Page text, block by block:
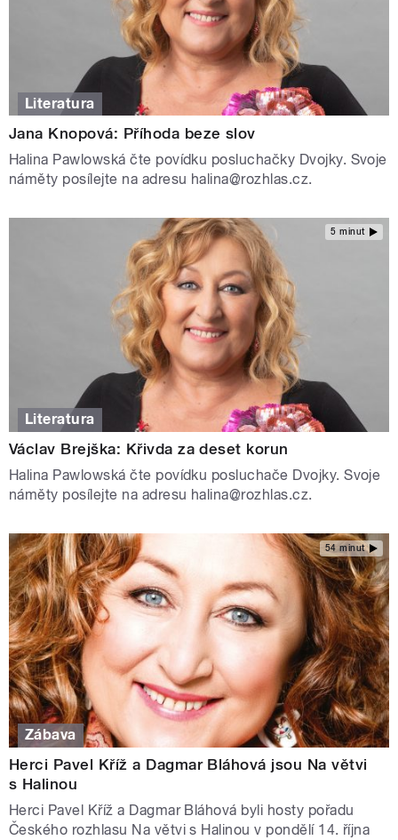
Literatura
Jana Knopová: Příhoda beze slov
Halina Pawlowská čte povídku posluchačky Dvojky. Svoje
náměty posílejte na adresu halina@rozhlas.cz.
5 minut
Literatura
Václav Brejška: Křivda za deset korun
Halina Pawlowská čte povídku posluchače Dvojky. Svoje
náměty posílejte na adresu halina@rozhlas.cz.
54 minut
Zábava
Herci Pavel Kříž a Dagmar Bláhová jsou Na větvi
s Halinou
Herci Pavel Kříž a Dagmar Bláhová byli hosty pořadu
Českého rozhlasu Na větvi s Halinou v pondělí 14. října